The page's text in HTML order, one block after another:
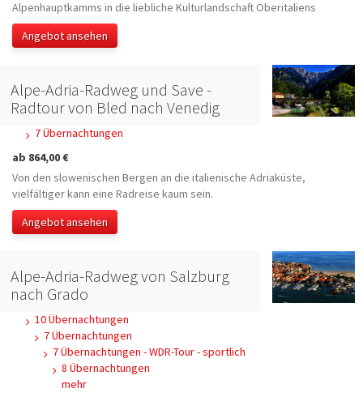
Alpenhauptkamms in die liebliche Kulturlandschaft Oberitaliens
Angebot ansehen
Alpe-Adria-Radweg und Save -
Radtour von Bled nach Venedig
7 Übernachtungen
ab 864,00 €
Von den slowenischen Bergen an die italienische Adriaküste,
vielfältiger kann eine Radreise kaum sein.
Angebot ansehen
Alpe-Adria-Radweg von Salzburg
nach Grado
10 Übernachtungen
7 Übernachtungen
7 Übernachtungen - WDR-Tour - sportlich
8 Übernachtungen
mehr